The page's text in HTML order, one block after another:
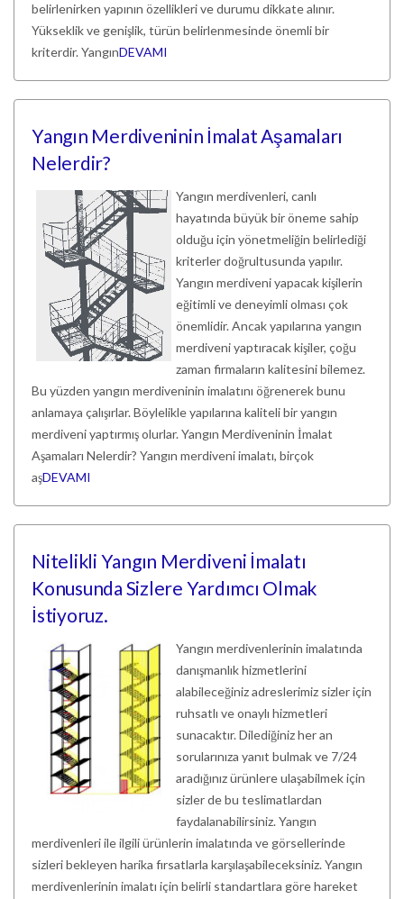
belirlenirken yapının özellikleri ve durumu dikkate alınır.
Yükseklik ve genişlik, türün belirlenmesinde önemli bir
kriterdir. YangınDEVAMI
Yangın Merdiveninin İmalat Aşamaları
Nelerdir?
Yangın merdivenleri, canlı
hayatında büyük bir öneme sahip
olduğu için yönetmeliğin belirlediği
kriterler doğrultusunda yapılır.
Yangın merdiveni yapacak kişilerin
eğitimli ve deneyimli olması çok
önemlidir. Ancak yapılarına yangın
merdiveni yaptıracak kişiler, çoğu
zaman firmaların kalitesini bilemez.
Bu yüzden yangın merdiveninin imalatını öğrenerek bunu
anlamaya çalışırlar. Böylelikle yapılarına kaliteli bir yangın
merdiveni yaptırmış olurlar. Yangın Merdiveninin İmalat
Aşamaları Nelerdir? Yangın merdiveni imalatı, birçok
aşDEVAMI
Nitelikli Yangın Merdiveni İmalatı
Konusunda Sizlere Yardımcı Olmak
İstiyoruz.
Yangın merdivenlerinin imalatında
danışmanlık hizmetlerini
alabileceğiniz adreslerimiz sizler için
ruhsatlı ve onaylı hizmetleri
sunacaktır. Dilediğiniz her an
sorularınıza yanıt bulmak ve 7/24
aradığınız ürünlere ulaşabilmek için
sizler de bu teslimatlardan
faydalanabilirsiniz. Yangın
merdivenleri ile ilgili ürünlerin imalatında ve görsellerinde
sizleri bekleyen harika fırsatlarla karşılaşabileceksiniz. Yangın
merdivenlerinin imalatı için belirli standartlara göre hareket